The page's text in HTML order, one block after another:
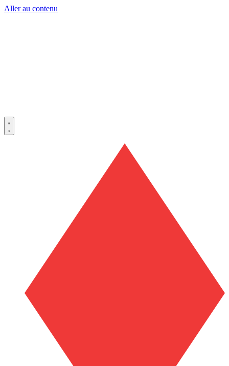
Aller au contenu